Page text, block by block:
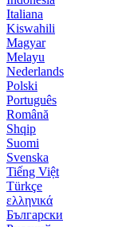
Italiana
Kiswahili
Magyar
Melayu
Nederlands
Polski
Português
Română
Shqip
Suomi
Svenska
Tiếng Việt
Türkçe
ελληνικά
Български